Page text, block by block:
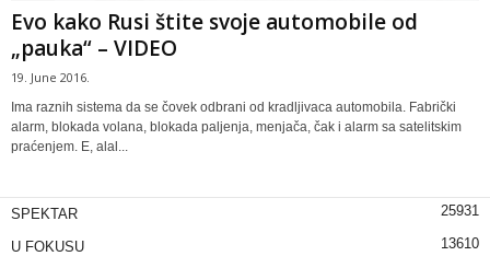
Evo kako Rusi štite svoje automobile od
„pauka“ – VIDEO
19. June 2016.
Ima raznih sistema da se čovek odbrani od kradljivaca automobila. Fabrički
alarm, blokada volana, blokada paljenja, menjača, čak i alarm sa satelitskim
praćenjem. E, alal...
SPEKTAR 25931
U FOKUSU 13610